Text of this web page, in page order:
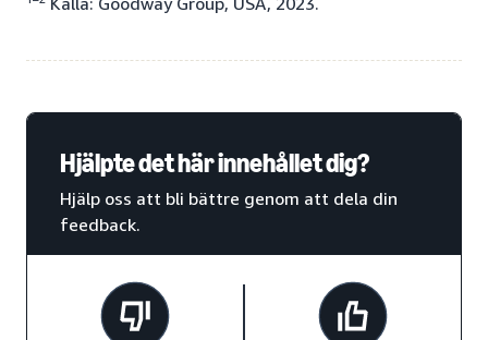
Hjälpte det här innehållet dig?
Hjälp oss att bli bättre genom att dela din
feedback.